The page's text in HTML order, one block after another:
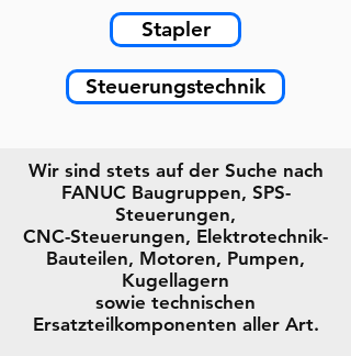
Stapler
Steuerungstechnik
Wir sind stets auf der Suche nach
FANUC Baugruppen, SPS-
Steuerungen,
CNC-Steuerungen, Elektrotechnik-
Bauteilen, Motoren, Pumpen,
Kugellagern
sowie technischen
Ersatzteilkomponenten aller Art.